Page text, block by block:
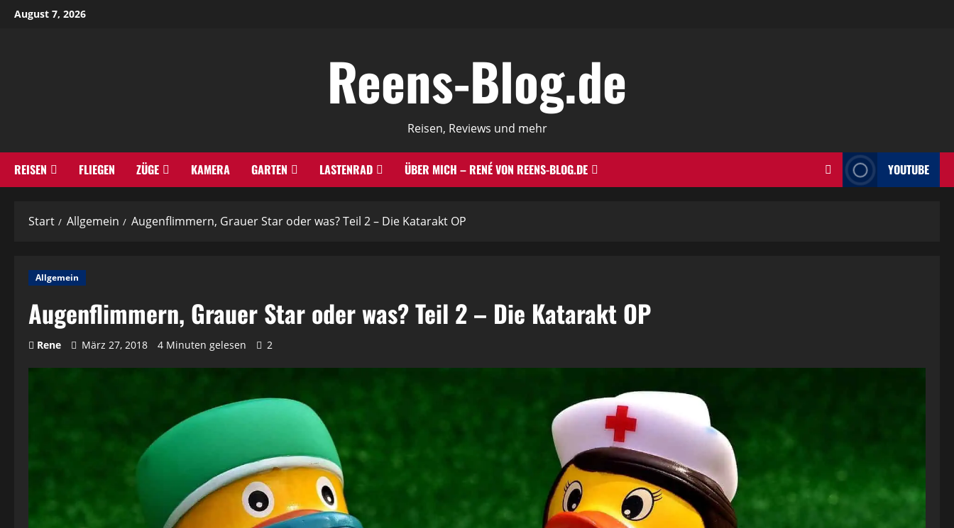
ZumAugust 7, 2026
Reens-Blog.de
Reisen, Reviews und mehr
REISEN FLIEGEN ZÜGE KAMERA GARTEN LASTENRAD ÜBER MICH – RENÉ VON REENS-BLOG.DE YOUTUBE
Start Allgemein Augenflimmern, Grauer Star oder was? Teil 2 – Die Katarakt OP
Allgemein
Augenflimmern, Grauer Star oder was? Teil 2 – Die Katarakt OP
Rene März 27, 2018 4 Minuten gelesen 2